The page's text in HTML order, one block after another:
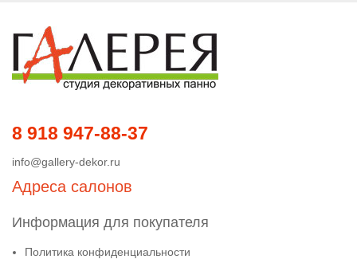
8 918 947-88-37
info@gallery-dekor.ru
Адреса салонов
Информация для покупателя
Политика конфиденциальности